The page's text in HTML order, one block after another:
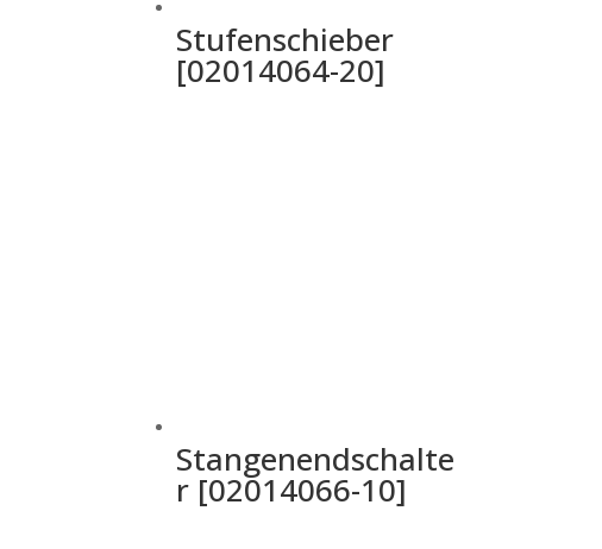
Stufenschieber
[02014064-20]
Stangenendschalte
r [02014066-10]